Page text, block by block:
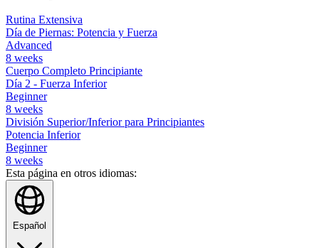
Rutina Extensiva
Día de Piernas: Potencia y Fuerza
Advanced
8 weeks
Cuerpo Completo Principiante
Día 2 - Fuerza Inferior
Beginner
8 weeks
División Superior/Inferior para Principiantes
Potencia Inferior
Beginner
8 weeks
Esta página en otros idiomas:
Español